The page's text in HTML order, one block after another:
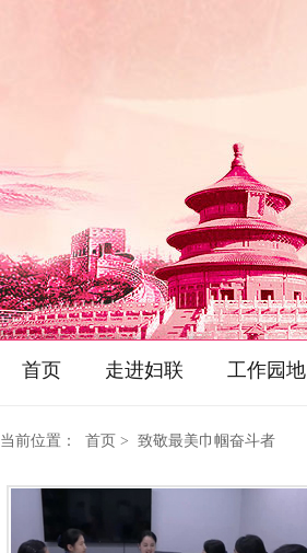
首页 走进妇联 工作园地
当前位置： 首页 > 致敬最美巾帼奋斗者